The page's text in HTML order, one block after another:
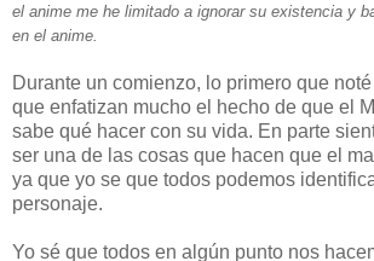
el anime me he limitado a ignorar su existencia y
en el anime.
Durante un comienzo, lo primero que
que enfatizan mucho el hecho de que el
sabe qué hacer con su vida. En parte
ser una de las cosas que hacen que el
ya que yo se que todos podemos
personaje.
Yo sé que todos en algún punto nos